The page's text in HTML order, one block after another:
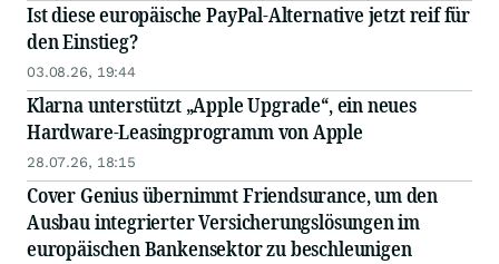
Ist diese europäische PayPal-Alternative jetzt reif für
den Einstieg?
03.08.26, 19:44
Klarna unterstützt „Apple Upgrade“, ein neues
Hardware-Leasingprogramm von Apple
28.07.26, 18:15
Cover Genius übernimmt Friendsurance, um den
Ausbau integrierter Versicherungslösungen im
europäischen Bankensektor zu beschleunigen